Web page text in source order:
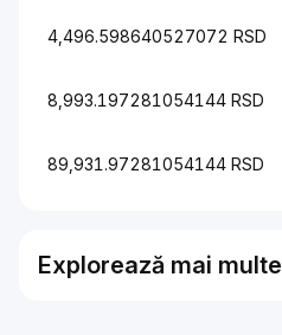
4,496.598640527072 RSD
8,993.197281054144 RSD
89,931.97281054144 RSD
Explorează mai multe